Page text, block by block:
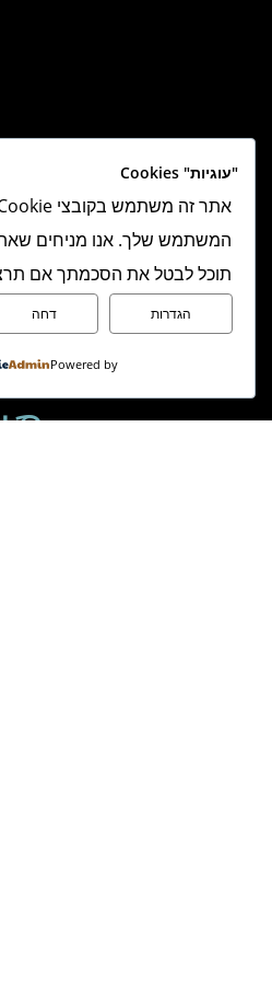
"עוגיות" Cookies
המשתמש שלך. אנו מניחים
תוכל לבטל את הסכמתך אם
הגדרות דחה
Powered by